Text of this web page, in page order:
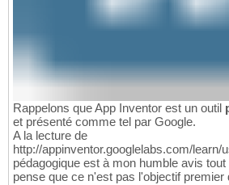
Rappelons que App Inventor est un outil
et présenté comme tel par Google.
A la lecture de
http://appinventor.googlelabs.com/learn/
pédagogique est à mon humble avis
pense que ce n'est pas l'objectif premier